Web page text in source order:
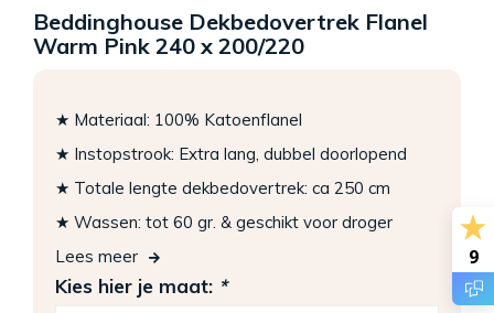
Beddinghouse Dekbedovertrek Flanel
Warm Pink 240 x 200/220
★ Materiaal: 100% Katoenflanel
★ Instopstrook: Extra lang, dubbel doorlopend
★ Totale lengte dekbedovertrek: ca 250 cm
★ Wassen: tot 60 gr. & geschikt voor droger
Lees meer
Kies hier je maat: *
9